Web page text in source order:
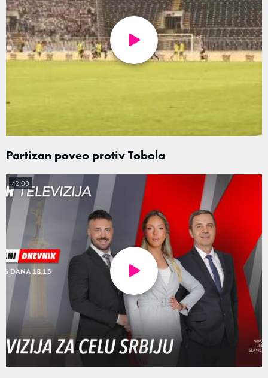
Partizan poveo protiv Tobola
42:00